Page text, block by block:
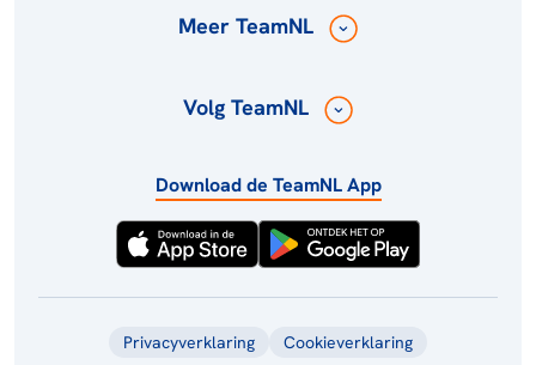
Meer TeamNL
Volg TeamNL
Download de TeamNL App
Privacyverklaring Cookieverklaring